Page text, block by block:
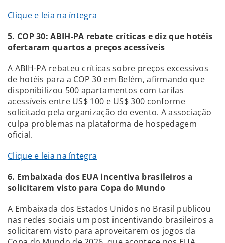
Clique e leia na íntegra
5. COP 30: ABIH-PA rebate críticas e diz que hotéis
ofertaram quartos a preços acessíveis
A ABIH-PA rebateu críticas sobre preços excessivos
de hotéis para a COP 30 em Belém, afirmando que
disponibilizou 500 apartamentos com tarifas
acessíveis entre US$ 100 e US$ 300 conforme
solicitado pela organização do evento. A associação
culpa problemas na plataforma de hospedagem
oficial.
Clique e leia na íntegra
6. Embaixada dos EUA incentiva brasileiros a
solicitarem visto para Copa do Mundo
A Embaixada dos Estados Unidos no Brasil publicou
nas redes sociais um post incentivando brasileiros a
solicitarem visto para aproveitarem os jogos da